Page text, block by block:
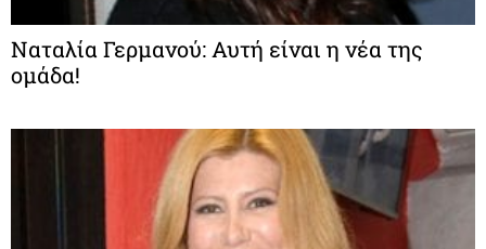
Ναταλία Γερμανού: Αυτή είναι η νέα της
ομάδα!